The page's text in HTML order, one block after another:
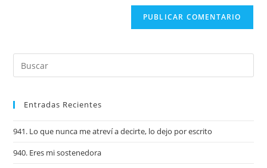
Entradas Recientes
941. Lo que nunca me atreví a decirte, lo dejo por escrito
940. Eres mi sostenedora